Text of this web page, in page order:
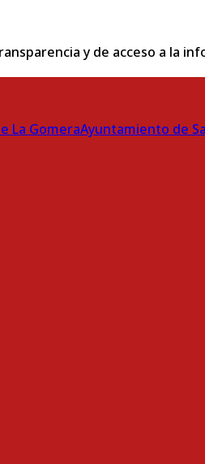
y de acceso a la
Ayuntamiento de